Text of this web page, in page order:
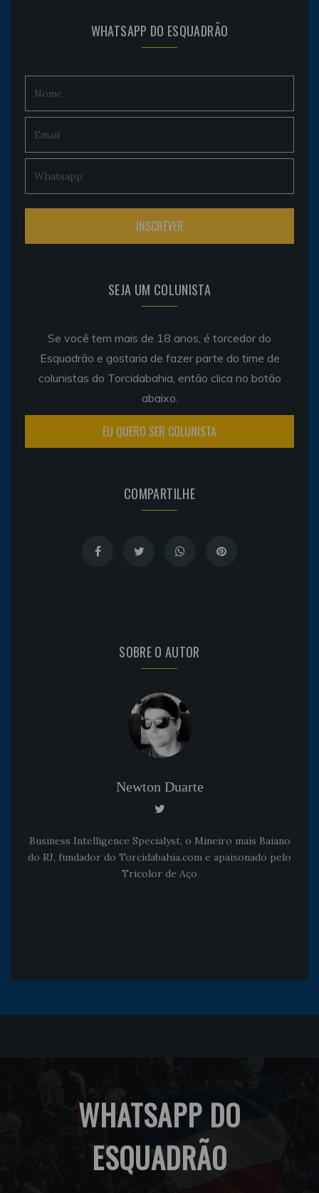
WHATSAPP DO ESQUADRÃO
SEJA UM COLUNISTA
Se você tem mais de 18 anos, é torcedor do
Esquadrão e gostaria de fazer parte do time de
colunistas do Torcidabahia, então clica no botão
abaixo.
EU QUERO SER COLUNISTA
COMPARTILHE
SOBRE O AUTOR
Newton Duarte
Business Intelligence Specialyst, o Mineiro mais Baiano
do RJ, fundador do Torcidabahia.com e apaixonado pelo
Tricolor de Aço
WHATSAPP DO
ESQUADRÃO